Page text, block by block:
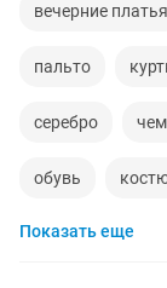
вечерние платья
пальто
серебро
обувь
норковые шубы
Показать еще